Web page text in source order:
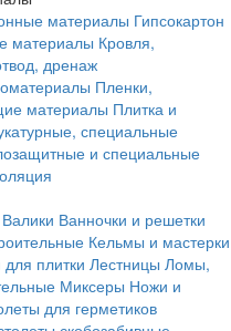
материалы Гипсокартон
материалы Кровля,
дренаж
Пленки,
материалы Плитка и
специальные
и специальные
Валики Ванночки и решетки
Кельмы и мастерки
для плитки Лестницы Ломы,
Миксеры Ножи и
для герметиков